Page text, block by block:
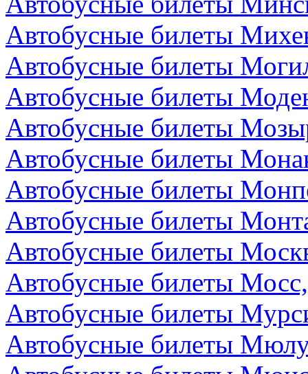
Автобусные билеты
Автобусные билеты
Автобусные билеты
Автобусные билеты
Автобусные билеты
Автобусные билеты
Автобусные билеты
Автобусные билеты
Автобусные билеты
Автобусные билеты
Автобусные билеты